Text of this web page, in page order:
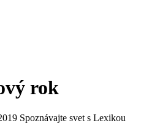
rok
Spoznávajte svet s Lexikou